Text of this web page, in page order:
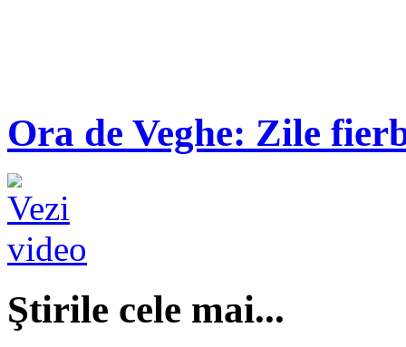
Ora de Veghe: Zile
Ştirile cele mai...